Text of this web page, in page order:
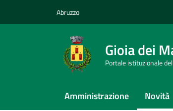
Abruzzo
Gioia dei
Portale istituzionale
Amministrazione Novità